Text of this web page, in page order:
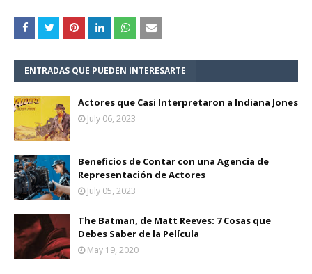
ENTRADAS QUE PUEDEN INTERESARTE
Actores que Casi Interpretaron a Indiana Jones
July 06, 2023
Beneficios de Contar con una Agencia de
Representación de Actores
July 05, 2023
The Batman, de Matt Reeves: 7 Cosas que
Debes Saber de la Película
May 19, 2020